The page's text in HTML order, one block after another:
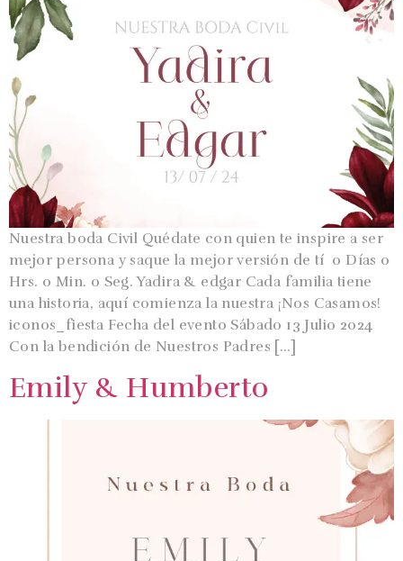
Nuestra boda Civil Quédate con quien te inspire a ser
mejor persona y saque la mejor versión de tí 0 Días 0
Hrs. 0 Min. 0 Seg. Yadira & edgar Cada familia tiene
una historia, aquí comienza la nuestra ¡Nos Casamos!
iconos_fiesta Fecha del evento Sábado 13 Julio 2024
Con la bendición de Nuestros Padres […]
Emily & Humberto